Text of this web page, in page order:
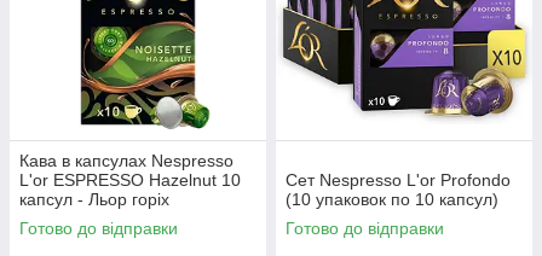
Кава в капсулах Nespresso
L'or ESPRESSO Hazelnut 10
капсул - Льор горіх
Готово до відправки
Сет Nespresso L'or Profondo
(10 упаковок по 10 капсул)
Готово до відправки